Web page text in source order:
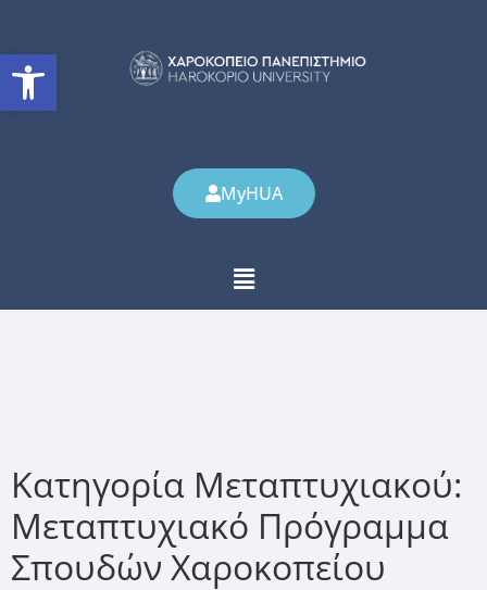
Ανοίξτε τη γραμμή
MyHUA
Κατηγορία Μεταπτυχιακού:
Μεταπτυχιακό Πρόγραμμα
Σπουδών Χαροκοπείου